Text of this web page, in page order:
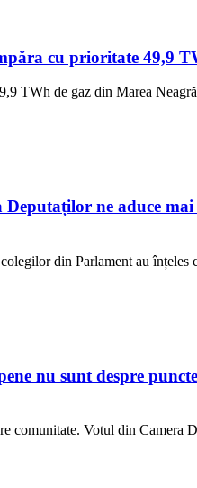
cu prioritate 49,9
TWh de gaz din Marea
ne aduce
din Parlament au
nu sunt despre
comunitate. Votul din Camera